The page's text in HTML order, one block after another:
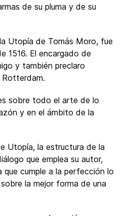
de su pluma y de su
Utopía de Tomás Moro, fue
1516. El encargado de
y también preclaro
Rotterdam.
sobre todo el arte de lo
y en el ámbito de la
Utopía, la estructura de la
que emplea su autor,
que cumple a la perfección lo
la mejor forma de una